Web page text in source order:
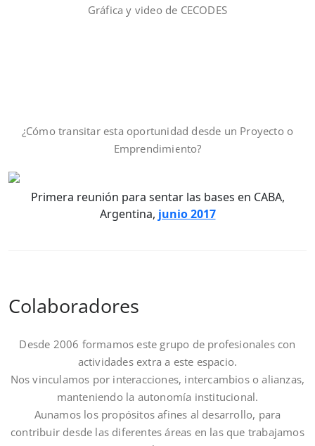
Gráfica y video de CECODES
¿Cómo transitar esta oportunidad desde un Proyecto o
Emprendimiento?
Primera reunión para sentar las bases en CABA,
Argentina, junio 2017
Colaboradores
Desde 2006 formamos este grupo de profesionales con
actividades extra a este espacio.
Nos vinculamos por interacciones, intercambios o alianzas,
manteniendo la autonomía institucional.
Aunamos los propósitos afines al desarrollo, para
contribuir desde las diferentes áreas en las que trabajamos